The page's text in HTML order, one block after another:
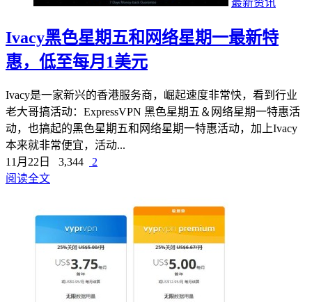
Ivacy黑色星期五和网络星期一最新特
惠，低至每月1美元
Ivacy是一家新兴的香港服务商，崛起速度非常快，看到行业
老大哥搞活动：ExpressVPN 黑色星期五＆网络星期一特惠活
动，也搞起的黑色星期五和网络星期一特惠活动，加上Ivacy
本来就非常便宜，活动...
11月22日
3,344
2
阅读全文